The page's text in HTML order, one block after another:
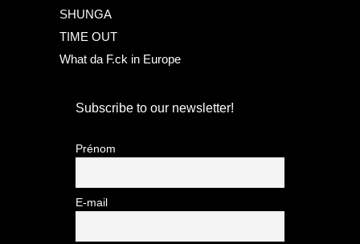
SHUNGA
TIME OUT
What da F.ck in Europe
Subscribe to our newsletter!
Prénom
E-mail